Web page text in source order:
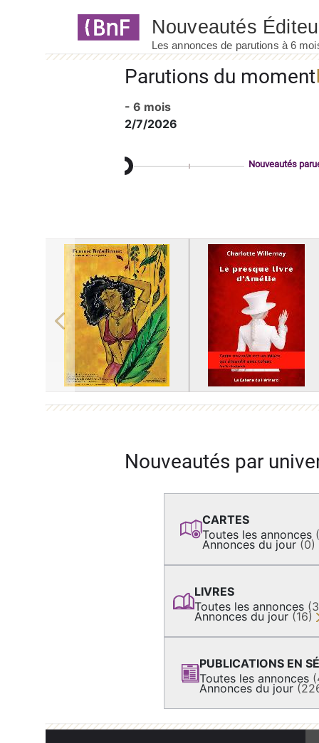
Parutions du moment
- 6 mois
2/7/2026
Nouveautés
Previous
Nouveautés par
CARTES
Toutes les annonces
Annonces du jour (0)
LIVRES
Toutes les annonces
Annonces du jour (16)
PUBLICATIONS EN
Toutes les annonces
Annonces du jour